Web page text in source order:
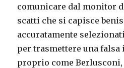
comunicare dal monitor
scatti che si capisce
accuratamente
per trasmettere una falsa
proprio come Berlusconi,